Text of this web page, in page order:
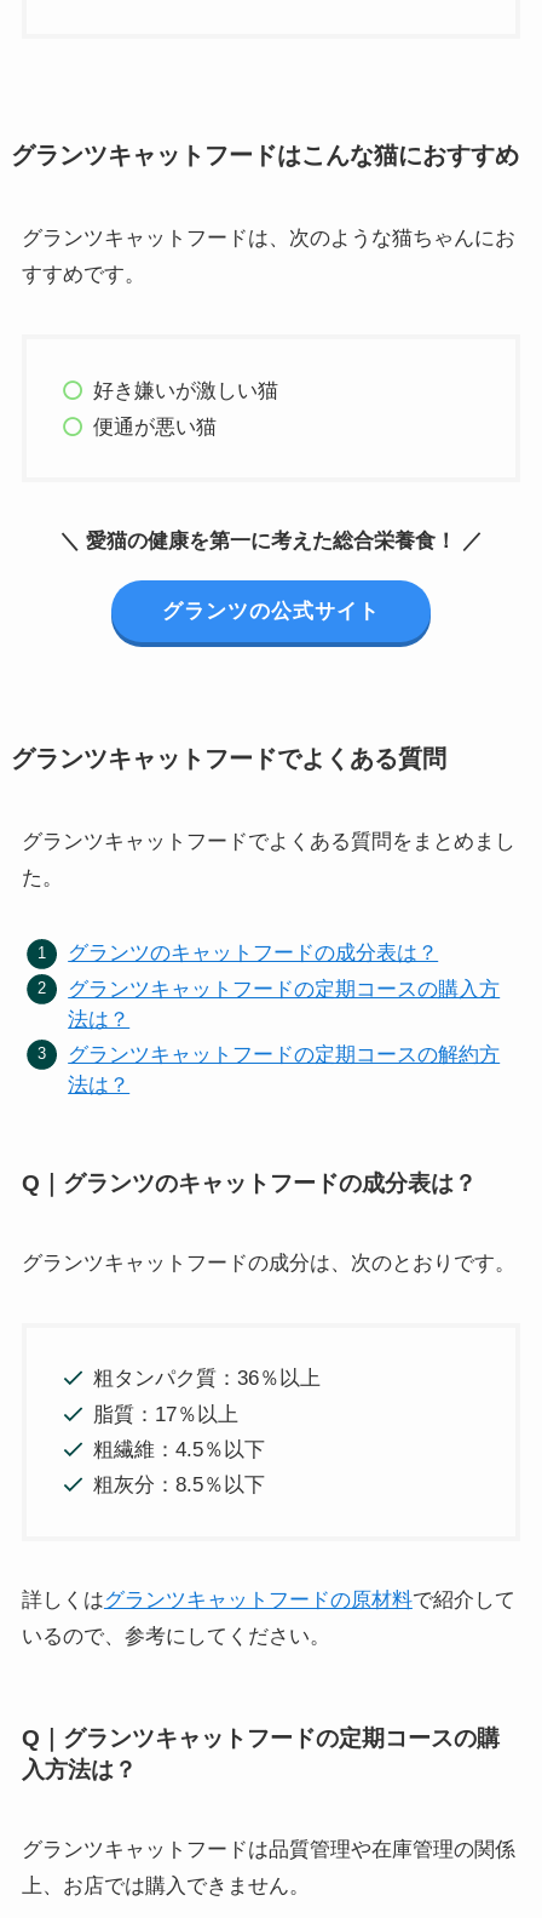
グランツキャットフードはこんな猫におすすめ
グランツキャットフードは、次のような猫ちゃんにお
すすめです。
好き嫌いが激しい猫
便通が悪い猫
＼ 愛猫の健康を第一に考えた総合栄養食！ ／
グランツの公式サイト
グランツキャットフードでよくある質問
グランツキャットフードでよくある質問をまとめまし
た。
グランツのキャットフードの成分表は？
グランツキャットフードの定期コースの購入方
法は？
グランツキャットフードの定期コースの解約方
法は？
Q｜グランツのキャットフードの成分表は？
グランツキャットフードの成分は、次のとおりです。
粗タンパク質：36％以上
脂質：17％以上
粗繊維：4.5％以下
粗灰分：8.5％以下
詳しくはグランツキャットフードの原材料で紹介して
いるので、参考にしてください。
Q｜グランツキャットフードの定期コースの購
入方法は？
グランツキャットフードは品質管理や在庫管理の関係
上、お店では購入できません。